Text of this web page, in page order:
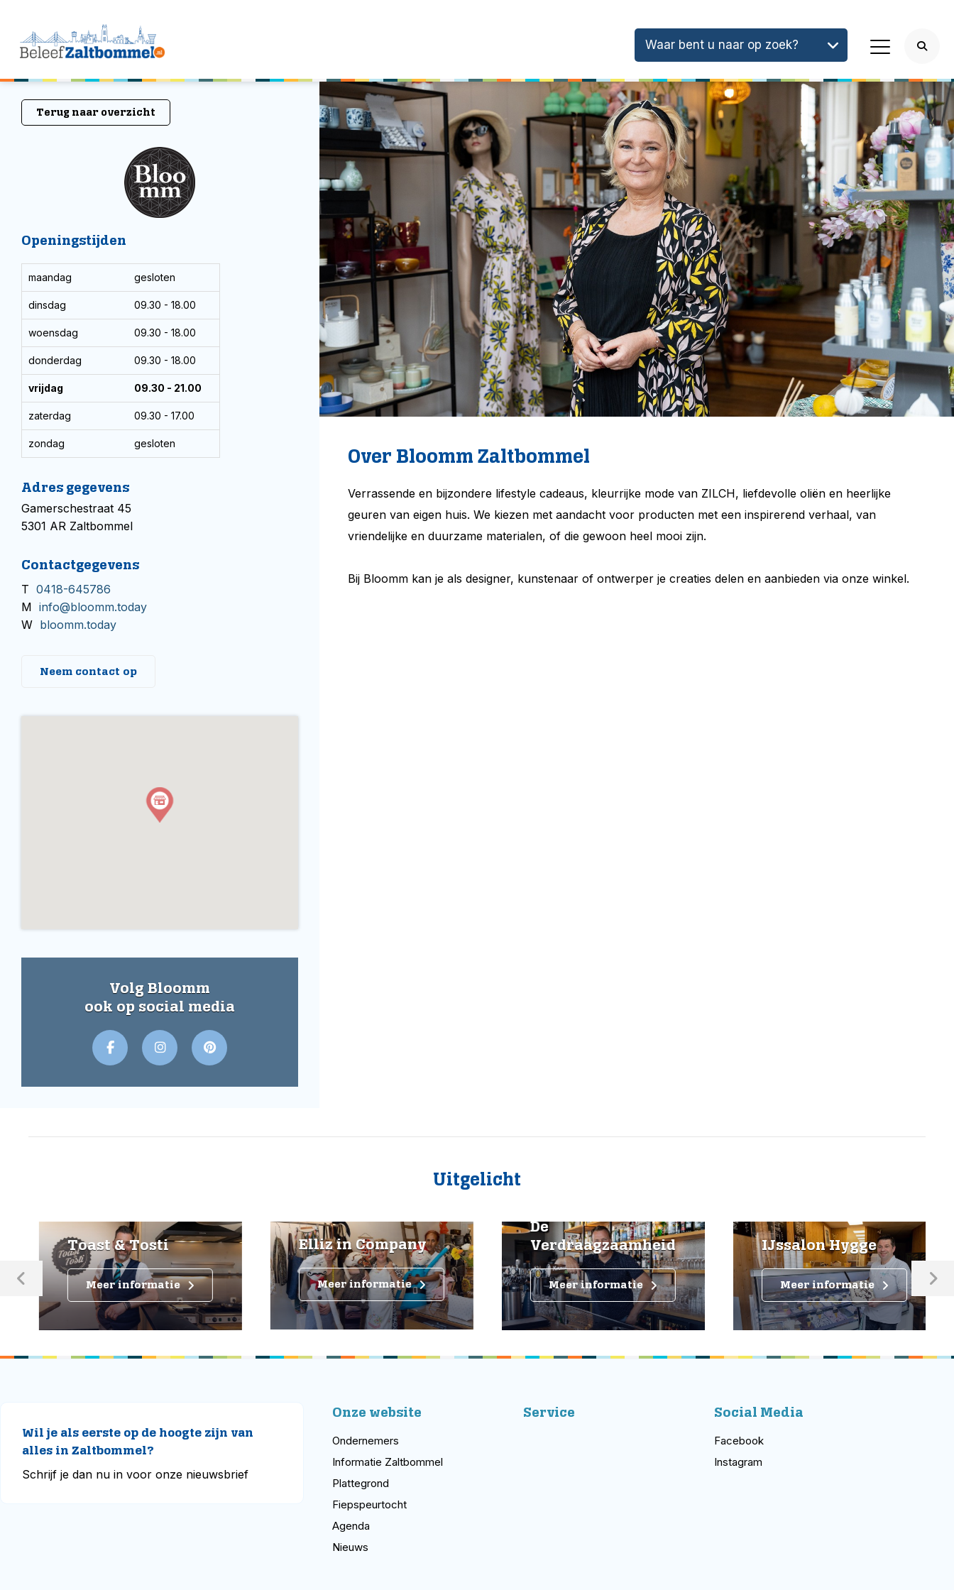
Waar bent u naar op zoek?
Terug naar overzicht
Openingstijden
maandag gesloten
dinsdag 09.30 - 18.00
woensdag 09.30 - 18.00
donderdag 09.30 - 18.00
vrijdag 09.30 - 21.00
zaterdag 09.30 - 17.00
zondag gesloten
Adres gegevens
Gamerschestraat 45
5301 AR Zaltbommel
Contactgegevens
T 0418-645786
M info@bloomm.today
W bloomm.today
Neem contact op
Volg Bloomm
ook op social media
Over Bloomm Zaltbommel
Verrassende en bijzondere lifestyle cadeaus, kleurrijke mode van ZILCH, liefdevolle oliën en heerlijke
geuren van eigen huis. We kiezen met aandacht voor producten met een inspirerend verhaal, van
vriendelijke en duurzame materialen, of die gewoon heel mooi zijn.
Bij Bloomm kan je als designer, kunstenaar of ontwerper je creaties delen en aanbieden via onze winkel.
Uitgelicht
Toast & Tosti
Meer informatie
Elliz in Company
Meer informatie
De
Verdraagzaamheid
Meer informatie
IJssalon Hygge
Meer informatie
Wil je als eerste op de hoogte zijn van
alles in Zaltbommel?
Schrijf je dan nu in voor onze nieuwsbrief
Onze website
Ondernemers
Informatie Zaltbommel
Plattegrond
Fiepspeurtocht
Agenda
Nieuws
Service Social Media
Facebook
Instagram